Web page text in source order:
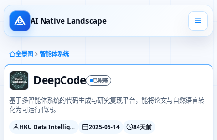
AI Native Landscape
全景图 智能体系统
DeepCode 已跟踪
基于多智能体系统的代码生成与研究复现平台，能将论文与自然语言转
化为可运行代码。
HKU Data Intelligence Lab 2025-05-14 84天前